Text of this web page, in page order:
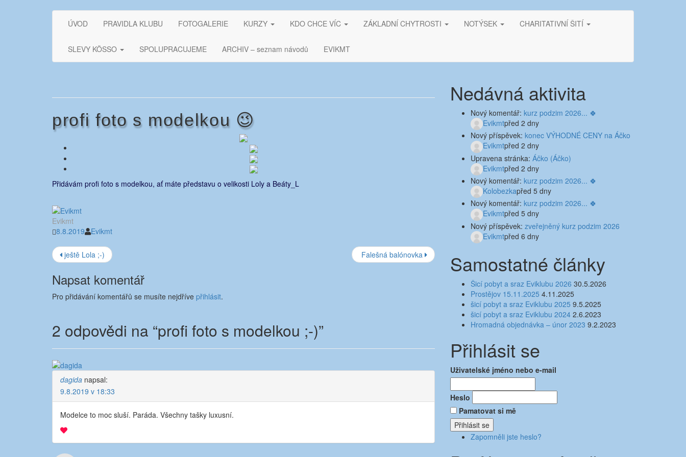
EVIKLUB
šicí klub
ÚVOD PRAVIDLA KLUBU FOTOGALERIE KURZY KDO CHCE VÍC ZÁKLADNÍ CHYTROSTI NOTÝSEK CHARITATIVNÍ ŠITÍ
SLEVY KÖSSO SPOLUPRACUJEME ARCHIV – seznam návodů EVIKMT
profi foto s modelkou 😉
Přidávám profi foto s modelkou, ať máte představu o velikosti Loly a Beáty_L
Evikmt
8.8.2019
Evikmt
Navigace
příspěvku
ještě Lola ;-) Falešná balónovka
Napsat komentář
Pro přidávání komentářů se musíte nejdříve přihlásit.
2 odpovědi na “profi foto s modelkou ;-)”
dagida napsal:
9.8.2019 v 18:33
Modelce to moc sluší. Paráda. Všechny tašky luxusní.
Nedávná aktivita
Nový komentář: kurz podzim 2026... 🍀
Evikmtpřed 2 dny
Nový příspěvek: konec VÝHODNÉ CENY na Áčko
Evikmtpřed 2 dny
Upravena stránka: Áčko (Áčko)
Evikmtpřed 2 dny
Nový komentář: kurz podzim 2026... 🍀
Kolobezkapřed 5 dny
Nový komentář: kurz podzim 2026... 🍀
Evikmtpřed 5 dny
Nový příspěvek: zveřejněný kurz podzim 2026
Evikmtpřed 6 dny
Samostatné články
Šicí pobyt a sraz Eviklubu 2026 30.5.2026
Prostějov 15.11.2025 4.11.2025
šicí pobyt a sraz Eviklubu 2025 9.5.2025
šicí pobyt a sraz Eviklubu 2024 2.6.2023
Hromadná objednávka – únor 2023 9.2.2023
Přihlásit se
Uživatelské jméno nebo e-mail
Heslo
Pamatovat si mě
Přihlásit se
Zapomněli jste heslo?